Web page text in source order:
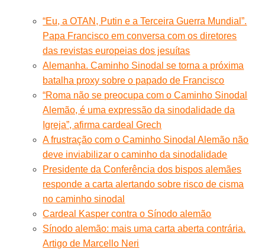
“Eu, a OTAN, Putin e a Terceira Guerra Mundial”.
Papa Francisco em conversa com os diretores
das revistas europeias dos jesuítas
Alemanha. Caminho Sinodal se torna a próxima
batalha proxy sobre o papado de Francisco
“Roma não se preocupa com o Caminho Sinodal
Alemão, é uma expressão da sinodalidade da
Igreja”, afirma cardeal Grech
A frustração com o Caminho Sinodal Alemão não
deve inviabilizar o caminho da sinodalidade
Presidente da Conferência dos bispos alemães
responde a carta alertando sobre risco de cisma
no caminho sinodal
Cardeal Kasper contra o Sínodo alemão
Sínodo alemão: mais uma carta aberta contrária.
Artigo de Marcello Neri